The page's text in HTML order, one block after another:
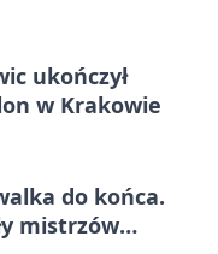
ukończył
w Krakowie
do końca.
mistrzów